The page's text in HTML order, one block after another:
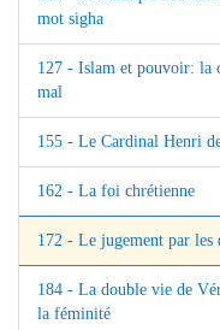
mot sigha
127 - Islam et pouvoir: la
mal
155 - Le Cardinal Henri
162 - La foi chrétienne
172 - Le jugement par les
184 - La double vie de
la féminité